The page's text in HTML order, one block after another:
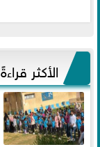
الأكثر قراءةً